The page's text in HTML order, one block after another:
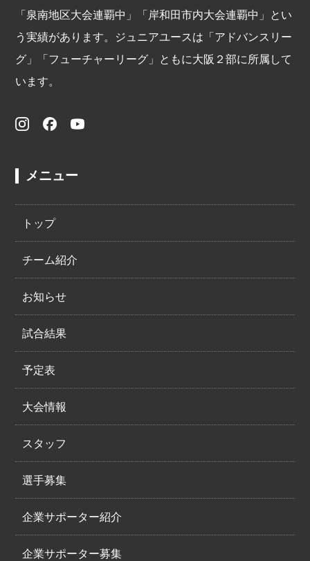
「泉南地区大会連覇中」「岸和田市内大会連覇中」とい
う実績があります。ジュニアユースは「アドバンスリー
グ」「フューチャーリーグ」ともに大阪２部に所属して
います。
メニュー
トップ
チーム紹介
お知らせ
試合結果
予定表
大会情報
スタッフ
選手募集
企業サポーター紹介
企業サポーター募集